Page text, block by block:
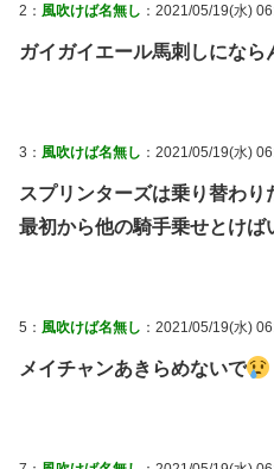
2： 風吹けば名無し ：2021/05/19(水)
ガイガイエール馬刺しにな
3： 風吹けば名無し ：2021/05/19(水)
スプリンターズは乗り替わり
最初から他の騎手乗せとけば
5： 風吹けば名無し ：2021/05/19(水)
メイチャンあきらめないで